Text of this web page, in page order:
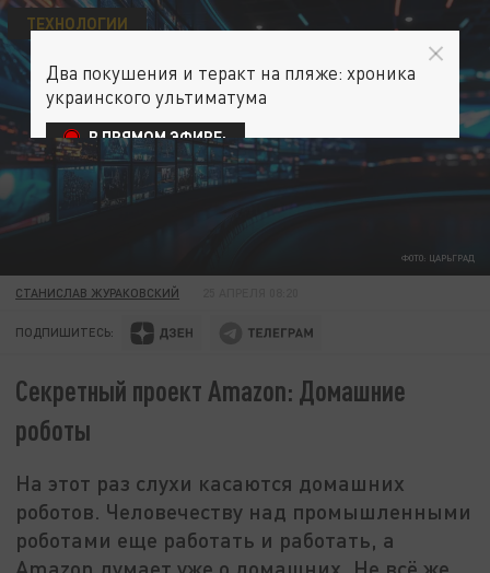
ФОТО: ЦАРЬГРАД
ТЕХНОЛОГИИ
СТАНИСЛАВ ЖУРАКОВСКИЙ
ПОДПИШИТЕСЬ:
Секретный проект Amazon: Домашние
роботы
На этот раз слухи касаются домашних
роботов. Человечеству над промышленными
роботами еще работать и работать, а
Amazon думает уже о домашних. Не всё же
Два покушения и теракт на пляже: хроника
украинского ультиматума
В ПРЯМОМ ЭФИРЕ: